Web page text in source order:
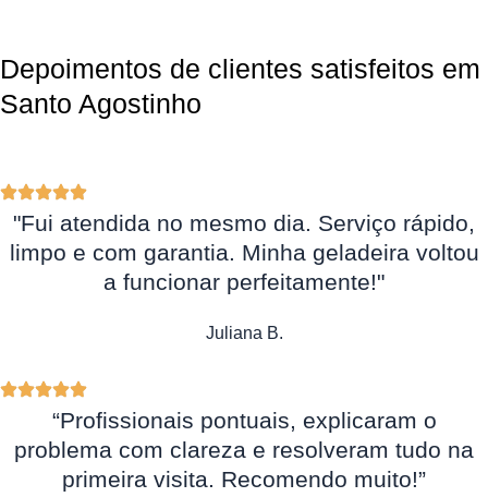
Depoimentos de clientes satisfeitos em
Santo Agostinho ​
"Fui atendida no mesmo dia. Serviço rápido,
limpo e com garantia. Minha geladeira voltou
a funcionar perfeitamente!"
Juliana B.
“Profissionais pontuais, explicaram o
problema com clareza e resolveram tudo na
primeira visita. Recomendo muito!”